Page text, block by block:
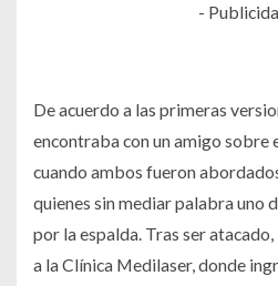
-
De acuerdo a las primeras
encontraba con un amigo sobre
cuando ambos fueron
quienes sin mediar palabra uno
por la espalda. Tras ser
a la Clínica Medilaser, donde